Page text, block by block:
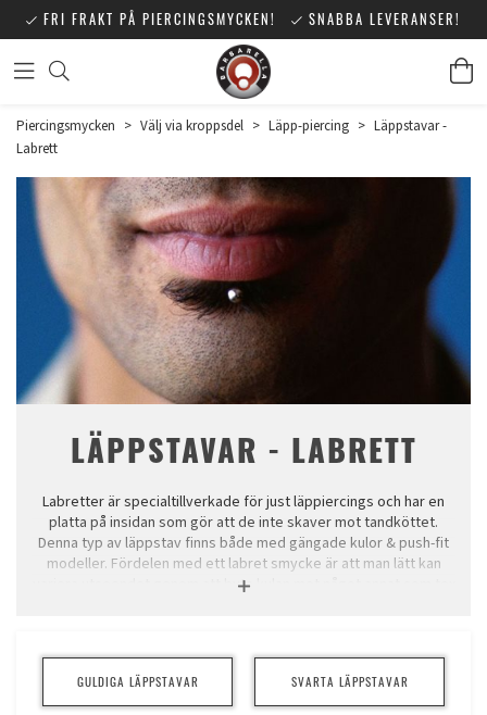
FRI FRAKT PÅ PIERCINGSMYCKEN! SNABBA LEVERANSER!
Piercingsmycken > Välj via kroppsdel > Läpp-piercing > Läppstavar -
Labrett
LÄPPSTAVAR - LABRETT
Labretter är specialtillverkade för just läppiercings och har en
platta på insidan som gör att de inte skaver mot tandköttet.
Denna typ av läppstav finns både med gängade kulor & push-fit
modeller. Fördelen med ett labret smycke är att man lätt kan
variera utseendet genom att byta kulan mot något annat som tex
GULDIGA LÄPPSTAVAR SVARTA LÄPPSTAVAR